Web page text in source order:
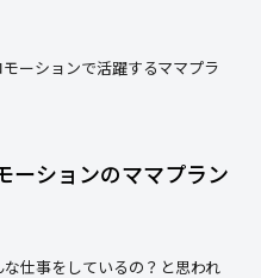
ーションで活躍するママプラ
ーションのママプラン
仕事をしているの？と思われ